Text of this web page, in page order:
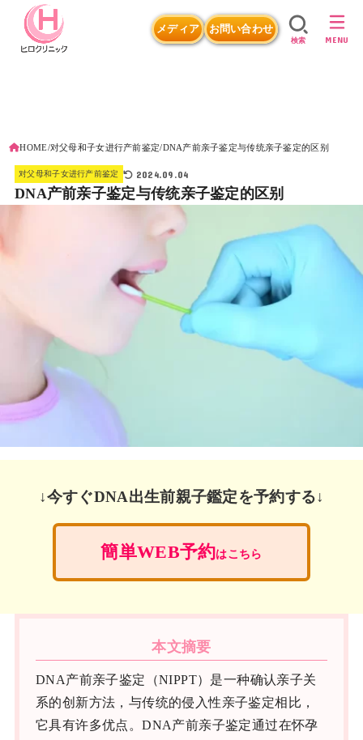
メディア お問い合わせ
検索 MENU
HOME 对父母和子女进行产前鉴定 DNA产前亲子鉴定与传统亲子鉴定的区别
对父母和子女进行产前鉴定 2024.09.04
DNA产前亲子鉴定与传统亲子鉴定的区别
↓今すぐDNA出生前親子鑑定を予約する↓
簡単WEB予約はこちら
本文摘要
DNA产前亲子鉴定（NIPPT）是一种确认亲子关
系的创新方法，与传统的侵入性亲子鉴定相比，
它具有许多优点。DNA产前亲子鉴定通过在怀孕